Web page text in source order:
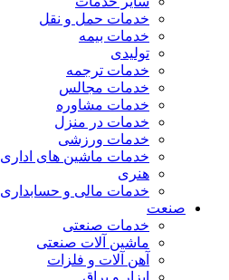
خدمات حمل و نقل
خدمات بیمه
تولیدی
خدمات ترجمه
خدمات مجالس
خدمات مشاوره
خدمات در منزل
خدمات ورزشی
خدمات ماشین های اداری
هنری
خدمات مالی و حسابداری
صنعت
خدمات صنعتی
ماشین آلات صنعتی
آهن آلات و فلزات